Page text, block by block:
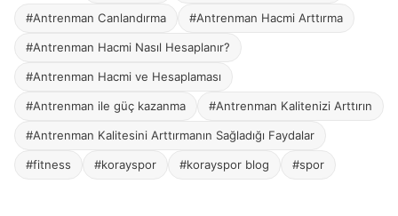
#Antrenman Canlandırma #Antrenman Hacmi Arttırma
#Antrenman Hacmi Nasıl Hesaplanır?
#Antrenman Hacmi ve Hesaplaması
#Antrenman ile güç kazanma #Antrenman Kalitenizi Arttırın
#Antrenman Kalitesini Arttırmanın Sağladığı Faydalar
#fitness #korayspor #korayspor blog #spor